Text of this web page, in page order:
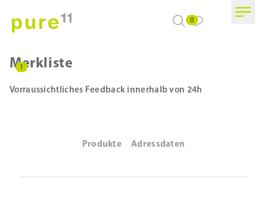
0
Merkliste
1
Vorraussichtliches Feedback innerhalb von 24h
Produkte Adressdaten